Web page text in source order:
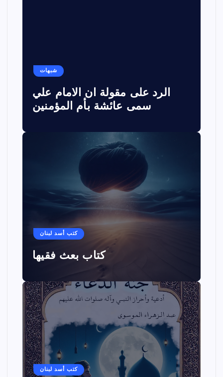
شبهات
الرد على مقولة ان الامام علي
سمى عائشة بأم المؤمنين
كتب أسد لبنان
كتاب بعث فقيها
كتب أسد لبنان